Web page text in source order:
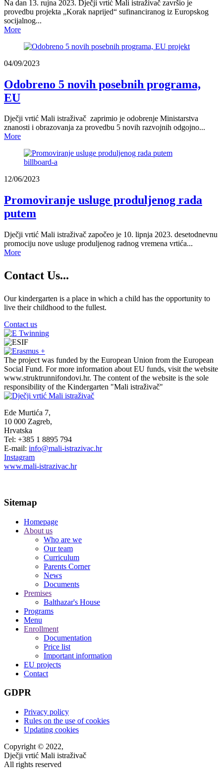
Na dan 13. rujna 2023. Dječji vrtić Mali istraživač završio je
provedbu projekta „Korak naprijed“ sufinanciranog iz Europskog
socijalnog...
More
04/09/2023
Odobreno 5 novih posebnih programa,
EU
Dječji vrtić Mali istraživač zaprimio je odobrenje Ministarstva
znanosti i obrazovanja za provedbu 5 novih razvojnih odgojno...
More
12/06/2023
Promoviranje usluge produljenog rada
putem
Dječji vrtić Mali istraživač započeo je 10. lipnja 2023. desetodnevnu
promociju nove usluge produljenog radnog vremena vrtića...
More
Contact Us...
Our kindergarten is a place in which a child has the opportunity to
live their childhood to the fullest.
Contact us
The project was funded by the European Union from the European
Social Fund. For more information about EU funds, visit the website
www.struktrunnifondovi.hr. The content of the website is the sole
responsibility of the Kindergarten "Mali istraživač"
Ede Murtića 7,
10 000 Zagreb,
Hrvatska
Tel: +385 1 8895 794
E-mail: info@mali-istrazivac.hr
Instagram
www.mali-istrazivac.hr
Sitemap
Homepage
About us
Who are we
Our team
Curriculum
Parents Corner
News
Documents
Premises
Balthazar's House
Programs
Menu
Enrollment
Documentation
Price list
Important information
EU projects
Contact
GDPR
Privacy policy
Rules on the use of cookies
Updating cookies
Copyright © 2022,
Dječji vrtić Mali istraživač
All rights reserved